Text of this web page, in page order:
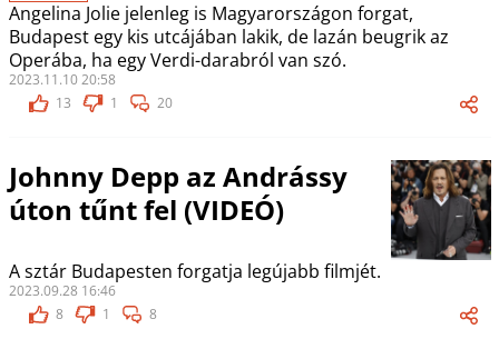
Angelina Jolie jelenleg is Magyarországon forgat,
Budapest egy kis utcájában lakik, de lazán beugrik az
Operába, ha egy Verdi-darabról van szó.
2023.11.10 20:58
13
1 20
Johnny Depp az Andrássy
úton tűnt fel (VIDEÓ)
A sztár Budapesten forgatja legújabb filmjét.
2023.09.28 16:46
8
1 8